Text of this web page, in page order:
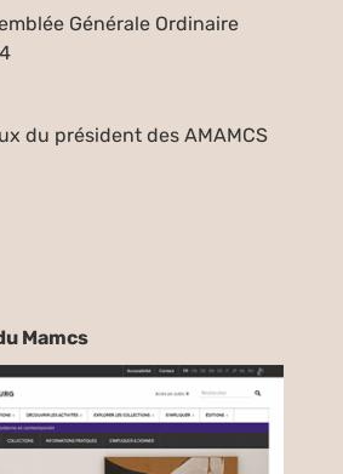
Générale Ordinaire
du président des AMAMCS
Mamcs